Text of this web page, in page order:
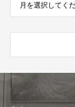
月を選択してく